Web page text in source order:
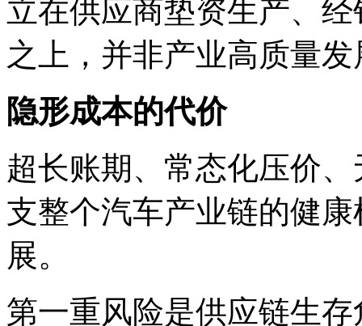
立在供应商垫资生产、
之上，并非产业高质量
隐形成本的代价
超长账期、常态化压价
支整个汽车产业链的健
展。
第一重风险是供应链生